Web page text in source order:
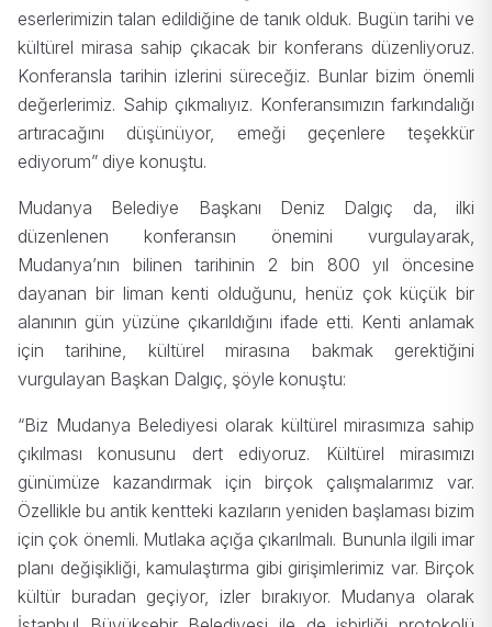
eserlerimizin talan edildiğine de tanık olduk. Bugün tarihi ve
kültürel mirasa sahip çıkacak bir konferans düzenliyoruz.
Konferansla tarihin izlerini süreceğiz. Bunlar bizim önemli
değerlerimiz. Sahip çıkmalıyız. Konferansımızın farkındalığı
artıracağını düşünüyor, emeği geçenlere teşekkür
ediyorum” diye konuştu.
Mudanya Belediye Başkanı Deniz Dalgıç da, ilki
düzenlenen konferansın önemini vurgulayarak,
Mudanya’nın bilinen tarihinin 2 bin 800 yıl öncesine
dayanan bir liman kenti olduğunu, henüz çok küçük bir
alanının gün yüzüne çıkarıldığını ifade etti. Kenti anlamak
için tarihine, kültürel mirasına bakmak gerektiğini
vurgulayan Başkan Dalgıç, şöyle konuştu:
“Biz Mudanya Belediyesi olarak kültürel mirasımıza sahip
çıkılması konusunu dert ediyoruz. Kültürel mirasımızı
günümüze kazandırmak için birçok çalışmalarımız var.
Özellikle bu antik kentteki kazıların yeniden başlaması bizim
için çok önemli. Mutlaka açığa çıkarılmalı. Bununla ilgili imar
planı değişikliği, kamulaştırma gibi girişimlerimiz var. Birçok
kültür buradan geçiyor, izler bırakıyor. Mudanya olarak